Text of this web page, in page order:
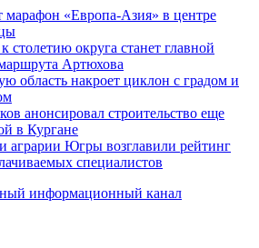
марафон «Европа-Азия» в центре
столетию округа станет главной
Артюхова
область накроет циклон с градом и
анонсировал строительство еще
в Кургане
аграрии Югры возглавили рейтинг
специалистов
информационный канал